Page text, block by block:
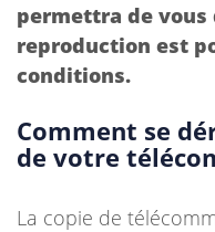
permettra de
reproduction est
conditions.
Comment se
de votre
La copie de